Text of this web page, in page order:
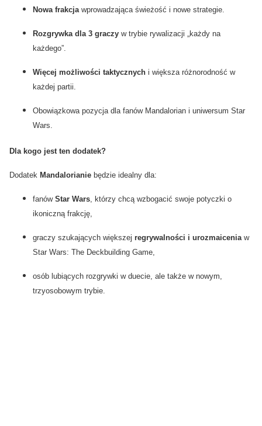
Nowa frakcja wprowadzająca świeżość i nowe strategie.
Rozgrywka dla 3 graczy w trybie rywalizacji „każdy na
każdego”.
Więcej możliwości taktycznych i większa różnorodność w
każdej partii.
Obowiązkowa pozycja dla fanów Mandalorian i uniwersum Star
Wars.
Dla kogo jest ten dodatek?
Dodatek Mandalorianie będzie idealny dla:
fanów Star Wars, którzy chcą wzbogacić swoje potyczki o
ikoniczną frakcję,
graczy szukających większej regrywalności i urozmaiceniaw
Star Wars: The Deckbuilding Game,
osób lubiących rozgrywki w duecie, ale także w nowym,
trzyosobowym trybie.